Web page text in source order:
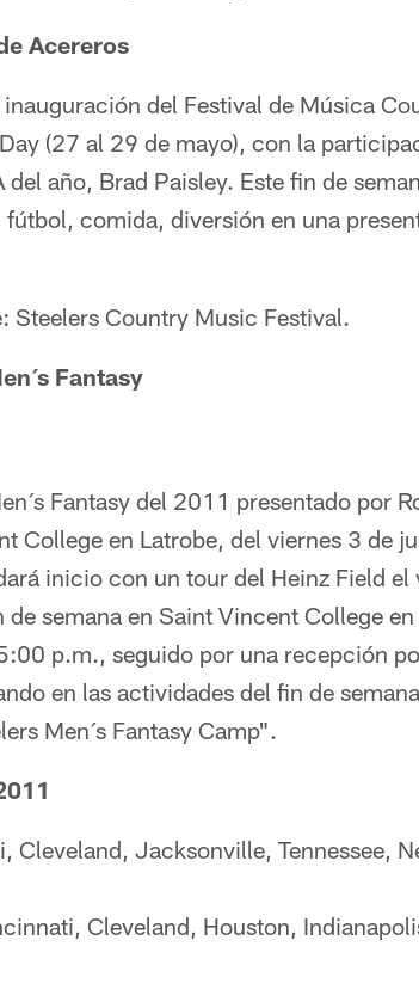
Acereros
del Festival de Música
(27 al 29 de mayo), con la
año, Brad Paisley. Este fin de
comida, diversión en una
Steelers Country Music Festival.
Fantasy
Fantasy del 2011 presentado por
College en Latrobe, del viernes 3 de
inicio con un tour del Heinz Field el
semana en Saint Vincent College
p.m., seguido por una recepción
en las actividades del fin de
Men´s Fantasy Camp".
Cleveland, Jacksonville, Tennessee,
Cleveland, Houston,